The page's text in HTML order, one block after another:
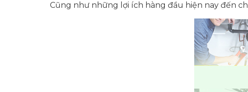
Cũng như n hững lợi ích hàng đầu hiện nay đến